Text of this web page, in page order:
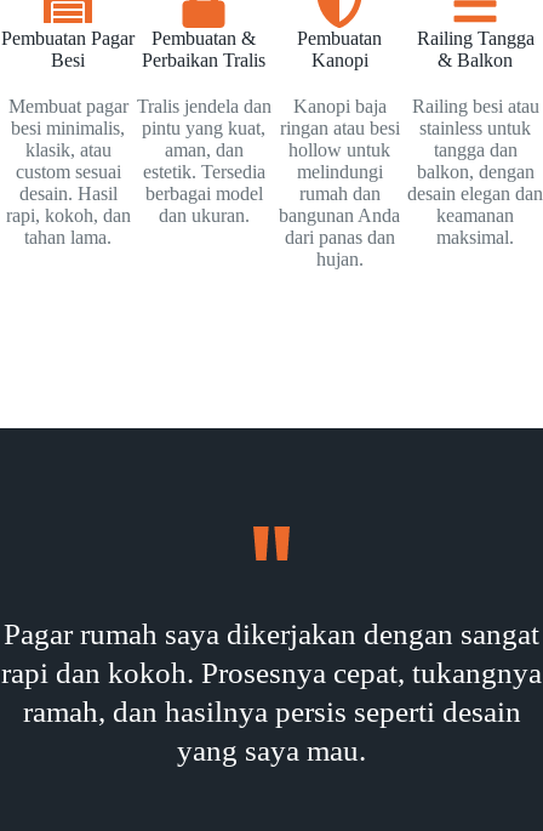
Pembuatan Pagar
Besi
Membuat pagar
besi minimalis,
klasik, atau
custom sesuai
desain. Hasil
rapi, kokoh, dan
tahan lama.
Pembuatan &
Perbaikan Tralis
Tralis jendela dan
pintu yang kuat,
aman, dan
estetik. Tersedia
berbagai model
dan ukuran.
Pembuatan
Kanopi
Kanopi baja
ringan atau besi
hollow untuk
melindungi
rumah dan
bangunan Anda
dari panas dan
hujan.
Railing Tangga
& Balkon
Railing besi atau
stainless untuk
tangga dan
balkon, dengan
desain elegan dan
keamanan
maksimal.
Pagar rumah saya dikerjakan dengan sangat
rapi dan kokoh. Prosesnya cepat, tukangnya
ramah, dan hasilnya persis seperti desain
yang saya mau.